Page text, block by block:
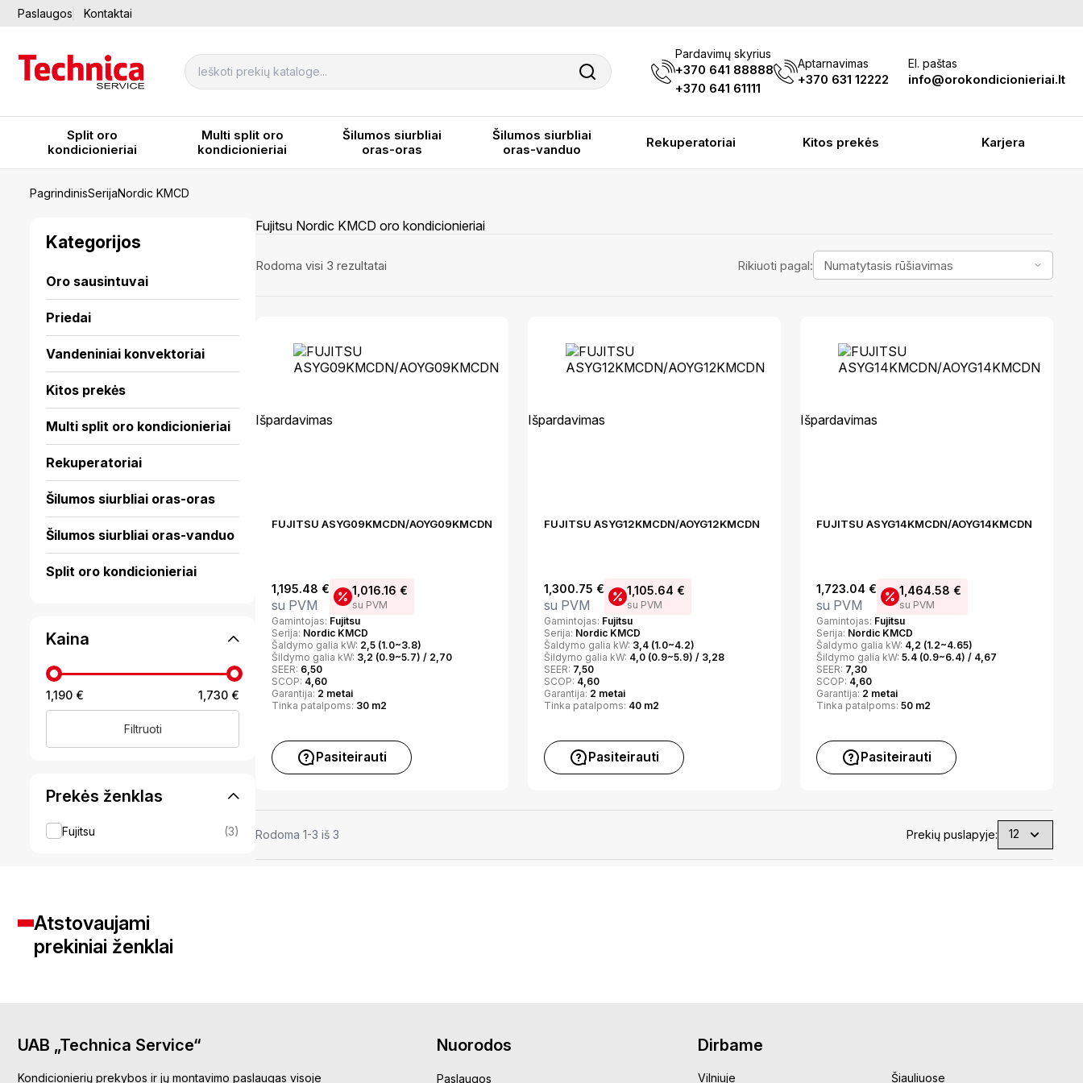
Paslaugos Kontaktai
Pardavimų skyrius
+370 641 88888
+370 641 61111
Aptarnavimas
+370 631 12222
El. paštas
info@orokondicionieriai.lt
Split oro
kondicionieriai
Multi split oro
kondicionieriai
Šilumos siurbliai
oras-oras
Šilumos siurbliai
oras-vanduo
Rekuperatoriai Kitos prekės Karjera
PagrindinisSerijaNordic KMCD
Kategorijos
Oro sausintuvai
Priedai
Vandeniniai konvektoriai
Kitos prekės
Multi split oro kondicionieriai
Rekuperatoriai
Šilumos siurbliai oras-oras
Šilumos siurbliai oras-vanduo
Split oro kondicionieriai
Kaina
Min
Maks
Filtruoti
1,190 € 1,730 €
Prekės ženklas
Fujitsu (3)
Fujitsu Nordic KMCD oro kondicionieriai
Rodoma visi 3 rezultatai Rikiuoti pagal:
Išpardavimas
FUJITSU ASYG09KMCDN/AOYG09KMCDN
1,195.48 €
su PVM
1,016.16 €
su PVM
Gamintojas: Fujitsu
Serija: Nordic KMCD
Šaldymo galia kW: 2,5 (1.0~3.8)
Šildymo galia kW: 3,2 (0.9~5.7) / 2,70
SEER: 6,50
SCOP: 4,60
Garantija: 2 metai
Tinka patalpoms: 30 m2
Pasiteirauti
Išpardavimas
FUJITSU ASYG12KMCDN/AOYG12KMCDN
1,300.75 €
su PVM
1,105.64 €
su PVM
Gamintojas: Fujitsu
Serija: Nordic KMCD
Šaldymo galia kW: 3,4 (1.0~4.2)
Šildymo galia kW: 4,0 (0.9~5.9) / 3,28
SEER: 7,50
SCOP: 4,60
Garantija: 2 metai
Tinka patalpoms: 40 m2
Pasiteirauti
Išpardavimas
FUJITSU ASYG14KMCDN/AOYG14KMCDN
1,723.04 €
su PVM
1,464.58 €
su PVM
Gamintojas: Fujitsu
Serija: Nordic KMCD
Šaldymo galia kW: 4,2 (1.2~4.65)
Šildymo galia kW: 5.4 (0.9~6.4) / 4,67
SEER: 7,30
SCOP: 4,60
Garantija: 2 metai
Tinka patalpoms: 50 m2
Pasiteirauti
Rodoma 1-3 iš 3 Prekių puslapyje:
Atstovaujami
prekiniai ženklai
UAB „Technica Service“
Kondicionierių prekybos ir jų montavimo paslaugas visoje
Nuorodos
Paslaugos
Dirbame
Vilniuje Šiauliuose